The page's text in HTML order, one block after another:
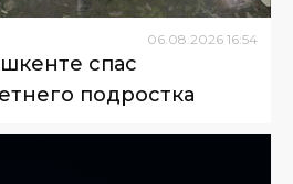
06 08 2026 16:54
спас
подростка